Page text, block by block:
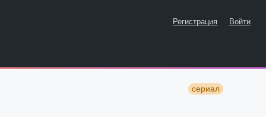
Регистрация Войти
сериал